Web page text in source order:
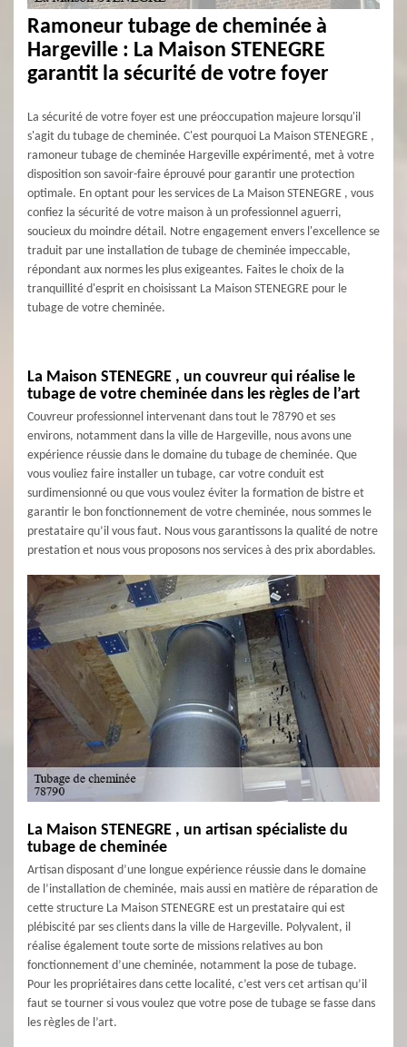
Ramoneur tubage de cheminée à
Hargeville : La Maison STENEGRE
garantit la sécurité de votre foyer
La sécurité de votre foyer est une préoccupation majeure lorsqu'il
s'agit du tubage de cheminée. C'est pourquoi La Maison STENEGRE ,
ramoneur tubage de cheminée Hargeville expérimenté, met à votre
disposition son savoir-faire éprouvé pour garantir une protection
optimale. En optant pour les services de La Maison STENEGRE , vous
confiez la sécurité de votre maison à un professionnel aguerri,
soucieux du moindre détail. Notre engagement envers l'excellence se
traduit par une installation de tubage de cheminée impeccable,
répondant aux normes les plus exigeantes. Faites le choix de la
tranquillité d'esprit en choisissant La Maison STENEGRE pour le
tubage de votre cheminée.
La Maison STENEGRE , un couvreur qui réalise le
tubage de votre cheminée dans les règles de l’art
Couvreur professionnel intervenant dans tout le 78790 et ses
environs, notamment dans la ville de Hargeville, nous avons une
expérience réussie dans le domaine du tubage de cheminée. Que
vous vouliez faire installer un tubage, car votre conduit est
surdimensionné ou que vous voulez éviter la formation de bistre et
garantir le bon fonctionnement de votre cheminée, nous sommes le
prestataire qu’il vous faut. Nous vous garantissons la qualité de notre
prestation et nous vous proposons nos services à des prix abordables.
La Maison STENEGRE , un artisan spécialiste du
tubage de cheminée
Artisan disposant d’une longue expérience réussie dans le domaine
de l’installation de cheminée, mais aussi en matière de réparation de
cette structure La Maison STENEGRE est un prestataire qui est
plébiscité par ses clients dans la ville de Hargeville. Polyvalent, il
réalise également toute sorte de missions relatives au bon
fonctionnement d’une cheminée, notamment la pose de tubage.
Pour les propriétaires dans cette localité, c’est vers cet artisan qu’il
faut se tourner si vous voulez que votre pose de tubage se fasse dans
les règles de l’art.